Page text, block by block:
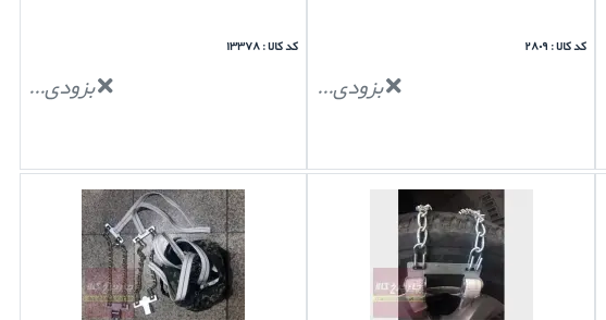
کد کالا : ۲۸۰۹
بزودی...
کد کالا : ۱۳۳۷۸
بزودی...